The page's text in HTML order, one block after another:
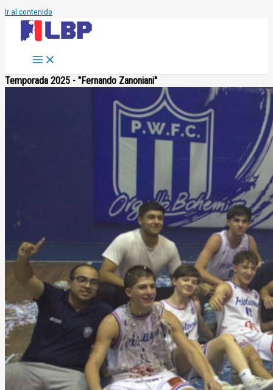
Ir al contenido
Temporada 2025 - "Fernando Zanoniani"